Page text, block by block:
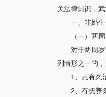
关法律知识，
一、非婚
（一）两
对于两周
列情形之一的
1、患有久
2、有抚养